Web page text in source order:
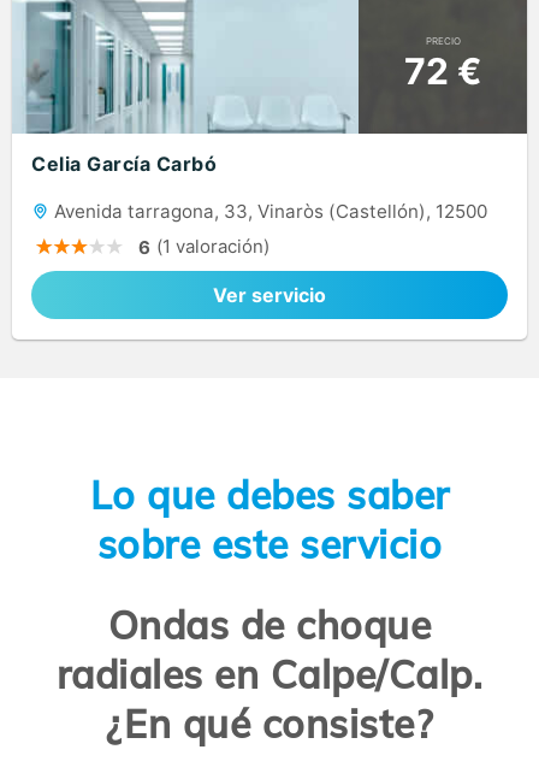
PRECIO
72 €
Celia García Carbó
Avenida tarragona, 33, Vinaròs (Castellón), 12500
6 (1 valoración)
Ver servicio
Lo que debes saber
sobre este servicio
Ondas de choque
radiales en Calpe/Calp.
¿En qué consiste?